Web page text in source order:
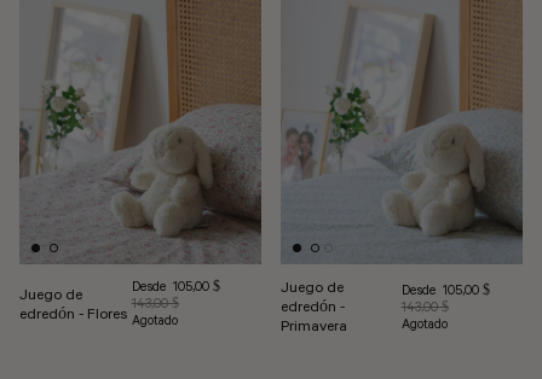
Juego de
edredón - Flores
Precio de venta
Desde 105,00 $
Precio habitual
143,00 $
Agotado
Juego de
edredón -
Primavera
Precio de venta
Desde 105,00 $
Precio habitual
143,00 $
Agotado